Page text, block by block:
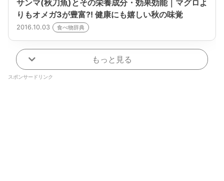
サンマ(秋刀魚)とその栄養成分・効果効能｜マグロよ
りもオメガ3が豊富?! 健康にも嬉しい秋の味覚
2016.10.03 食べ物辞典
もっと見る
スポンサードリンク